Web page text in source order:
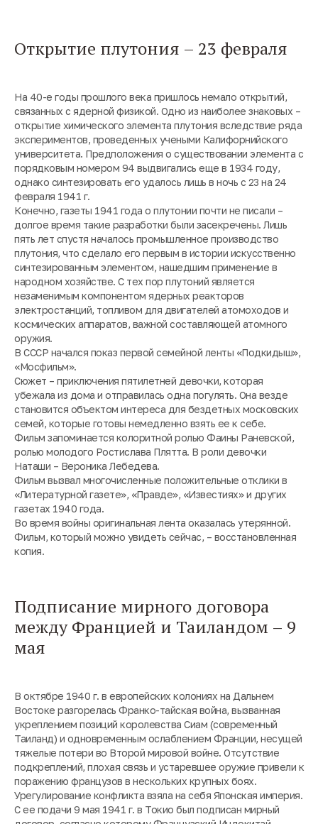
Открытие плутония – 23 февраля
На 40-е годы прошлого века пришлось немало открытий,
связанных с ядерной физикой. Одно из наиболее знаковых –
открытие химического элемента плутония вследствие ряда
экспериментов, проведенных учеными Калифорнийского
университета. Предположения о существовании элемента с
порядковым номером 94 выдвигались еще в 1934 году,
однако синтезировать его удалось лишь в ночь с 23 на 24
февраля 1941 г.
Конечно, газеты 1941 года о плутонии почти не писали –
долгое время такие разработки были засекречены. Лишь
пять лет спустя началось промышленное производство
плутония, что сделало его первым в истории искусственно
синтезированным элементом, нашедшим применение в
народном хозяйстве. С тех пор плутоний является
незаменимым компонентом ядерных реакторов
электростанций, топливом для двигателей атомоходов и
космических аппаратов, важной составляющей атомного
оружия.
В СССР начался показ первой семейной ленты «Подкидыш»,
«Мосфильм».
Сюжет – приключения пятилетней девочки, которая
убежала из дома и отправилась одна погулять. Она везде
становится объектом интереса для бездетных московских
семей, которые готовы немедленно взять ее к себе.
Фильм запоминается колоритной ролью Фаины Раневской,
ролью молодого Ростислава Плятта. В роли девочки
Наташи – Вероника Лебедева.
Фильм вызвал многочисленные положительные отклики в
«Литературной газете», «Правде», «Известиях» и других
газетах 1940 года.
Во время войны оригинальная лента оказалась утерянной.
Фильм, который можно увидеть сейчас, – восстановленная
копия.
Подписание мирного договора
между Францией и Таиландом – 9
мая
В октябре 1940 г. в европейских колониях на Дальнем
Востоке разгорелась Франко-тайская война, вызванная
укреплением позиций королевства Сиам (современный
Таиланд) и одновременным ослаблением Франции, несущей
тяжелые потери во Второй мировой войне. Отсутствие
подкреплений, плохая связь и устаревшее оружие привели к
поражению французов в нескольких крупных боях.
Урегулирование конфликта взяла на себя Японская империя.
С ее подачи 9 мая 1941 г. в Токио был подписан мирный